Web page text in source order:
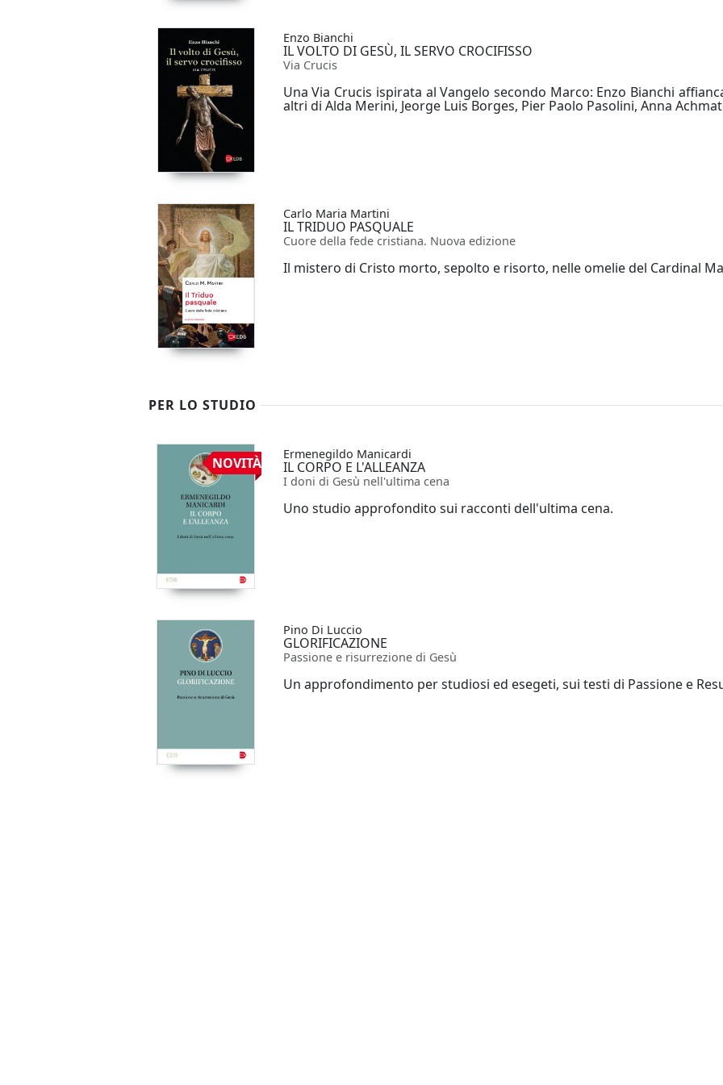
Enzo Bianchi
IL VOLTO DI GESÙ, IL SERVO CROCIFISSO
Via Crucis
Una Via Crucis ispirata al Vangelo secondo Marco: Enzo Bianchi
altri di Alda Merini, Jeorge Luis Borges, Pier Paolo Pasolini, Anna
Carlo Maria Martini
IL TRIDUO PASQUALE
Cuore della fede cristiana. Nuova edizione
Il mistero di Cristo morto, sepolto e risorto, nelle omelie del Cardinal
PER LO STUDIO
NOVITÀ
Ermenegildo Manicardi
IL CORPO E L'ALLEANZA
I doni di Gesù nell'ultima cena
Uno studio approfondito sui racconti dell'ultima cena.
Pino Di Luccio
GLORIFICAZIONE
Passione e risurrezione di Gesù
Un approfondimento per studiosi ed esegeti, sui testi di Passione e